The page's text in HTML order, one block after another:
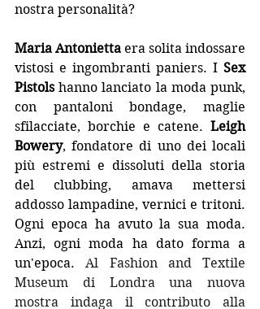
nostra personalità?
Maria Antonietta era solita indossare
vistosi e ingombranti paniers. I Sex
Pistols hanno lanciato la moda punk,
con pantaloni bondage, maglie
sfilacciate, borchie e catene. Leigh
Bowery, fondatore di uno dei locali
più estremi e dissoluti della storia
del clubbing, amava mettersi
addosso lampadine, vernici e tritoni.
Ogni epoca ha avuto la sua moda.
Anzi, ogni moda ha dato forma a
un'epoca. Al Fashion and Textile
Museum di Londra una nuova
mostra indaga il contributo alla